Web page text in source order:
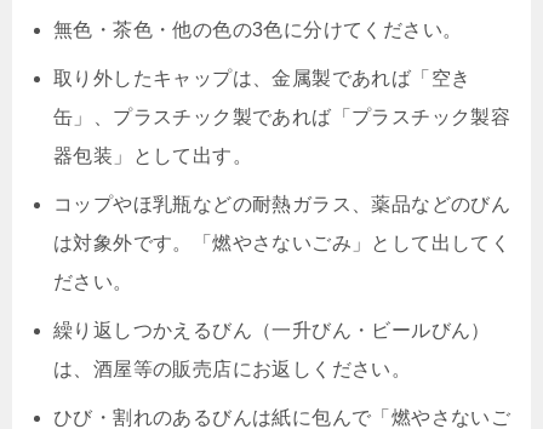
無色・茶色・他の色の3色に分けてください。
取り外したキャップは、金属製であれば「空き
缶」、プラスチック製であれば「プラスチック製容
器包装」として出す。
コップやほ乳瓶などの耐熱ガラス、薬品などのびん
は対象外です。「燃やさないごみ」として出してく
ださい。
繰り返しつかえるびん（一升びん・ビールびん）
は、酒屋等の販売店にお返しください。
ひび・割れのあるびんは紙に包んで「燃やさないご